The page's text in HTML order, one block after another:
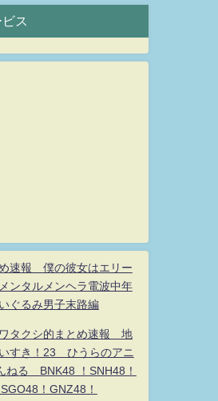
ス
速報 僕の彼女はエリー
ンタルメンヘラ電波中年
ぐるみ男子末路編
タクシ的まとめ速報 地
すき！23 ひうらのアニ
ねる BNK48 ！SNH48！
！GNZ48！